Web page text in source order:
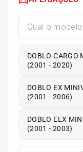
DOBLO CARGO
(2001 - 2020)
DOBLO EX
(2001 - 2006)
DOBLO ELX
(2001 - 2003)